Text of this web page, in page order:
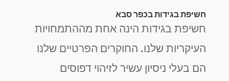
חשיפת בגידות בכפר סבא
חשיפת בגידות הינה אחת מההתמחויות
העיקריות שלנו. החוקרים הפרטיים שלנו
הם בעלי ניסיון עשיר לזיהוי דפוסים